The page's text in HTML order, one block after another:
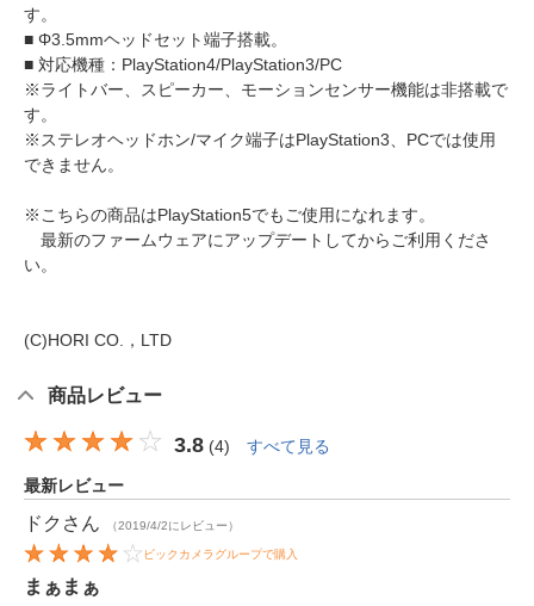
す。
■ Φ3.5mmヘッドセット端子搭載。
■ 対応機種：PlayStation4/PlayStation3/PC
※ライトバー、スピーカー、モーションセンサー機能は非搭載で
す。
※ステレオヘッドホン/マイク端子はPlayStation3、PCでは使用
できません。
※こちらの商品はPlayStation5でもご使用になれます。
最新のファームウェアにアップデートしてからご利用くださ
い。
(C)HORI CO.，LTD
商品レビュー
3.8 (4) すべて見る
最新レビュー
ドク さん （2019/4/2にレビュー）
ビックカメラグループで購入
まぁまぁ